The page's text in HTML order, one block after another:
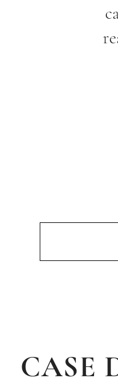
CASE